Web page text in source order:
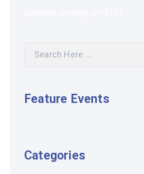
Feature Events
Categories